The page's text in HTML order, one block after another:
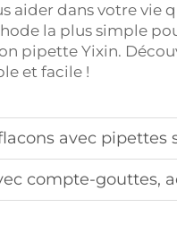
aider dans votre vie
la plus simple
pipette Yixin.
et facile !
subliment la texture de la
gouttes, adaptée à